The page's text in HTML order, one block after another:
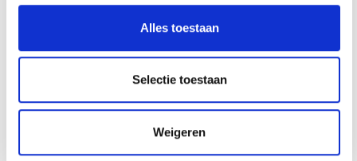
Alles toestaan
Selectie toestaan
Weigeren
400 x 80 x 11,5 / 3,5
PVC hoekstuk 80 x
80 x 11,5 / 3,5 mm.